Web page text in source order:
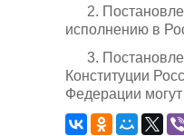
2.
исполнению в
3.
Конституции
Федерации